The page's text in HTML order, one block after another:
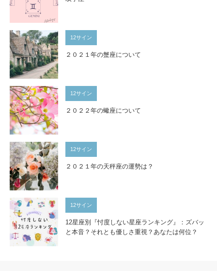
12サイン
２０２１年の蟹座について
12サイン
２０２２年の蠍座について
12サイン
２０２１年の天秤座の運勢は？
12サイン
12星座別『忖度しない星座ランキング』：ズバッ
と本音？それとも優しさ重視？あなたは何位？